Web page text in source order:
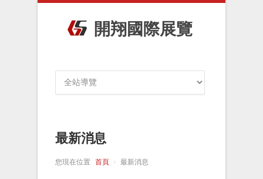
開翔國際展覽
最新消息
您現在位置 首頁 最新消息